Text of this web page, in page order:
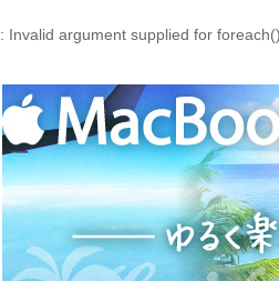
: Invalid argument supplied for